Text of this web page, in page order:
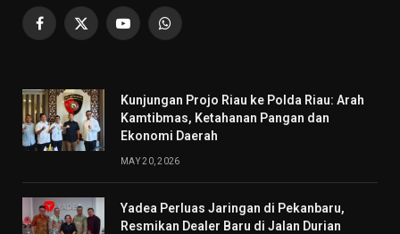
Facebook
X
YouTubeWhatsApp
Kunjungan Projo Riau ke Polda Riau: Arah
Kamtibmas, Ketahanan Pangan dan
Ekonomi Daerah
MAY 20, 2026
Yadea Perluas Jaringan di Pekanbaru,
Resmikan Dealer Baru di Jalan Durian